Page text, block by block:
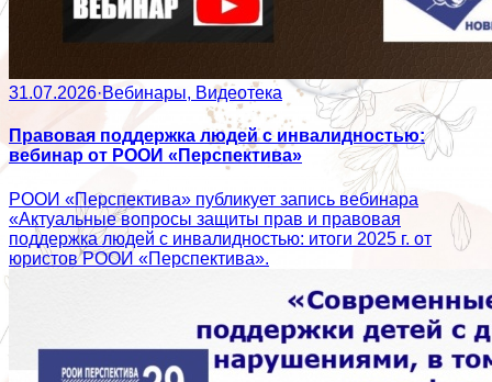
31.07.2026·Вебинары, Видеотека
Правовая поддержка людей с инвалидностью:
вебинар от РООИ «Перспектива»
РООИ «Перспектива» публикует запись вебинара
«Актуальные вопросы защиты прав и правовая
поддержка людей с инвалидностью: итоги 2025 г. от
юристов РООИ «Перспектива».